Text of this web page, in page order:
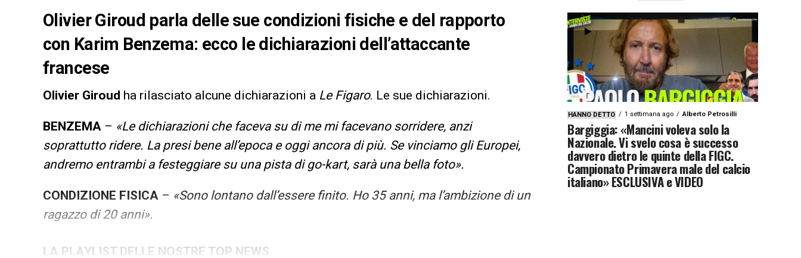
Olivier Giroud parla delle sue condizioni fisiche e del rapporto
con Karim Benzema: ecco le dichiarazioni dell’attaccante
francese
Olivier Giroud ha rilasciato alcune dichiarazioni a Le Figaro. Le sue dichiarazioni.
BENZEMA – «Le dichiarazioni che faceva su di me mi facevano sorridere, anzi
soprattutto ridere. La presi bene all’epoca e oggi ancora di più. Se vinciamo gli Europei,
andremo entrambi a festeggiare su una pista di go-kart, sarà una bella foto».
CONDIZIONE FISICA – «Sono lontano dall’essere finito. Ho 35 anni, ma l’ambizione di un
ragazzo di 20 anni».
LA PLAYLIST DELLE NOSTRE TOP NEWS
HANNO DETTO 1 settimana ago Alberto Petrosilli
Bargiggia: «Mancini voleva solo la
Nazionale. Vi svelo cosa è successo
davvero dietro le quinte della FIGC.
Campionato Primavera male del calcio
italiano» ESCLUSIVA e VIDEO